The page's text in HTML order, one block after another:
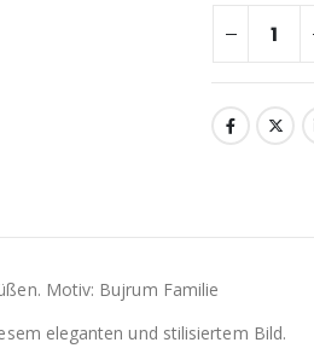
Motiv: Bujrum Familie
eleganten und stilisiertem Bild.